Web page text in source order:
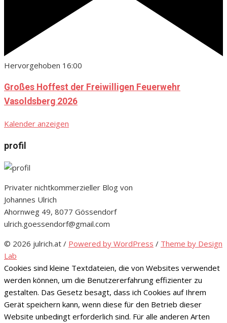
Hervorgehoben 16:00
Großes Hoffest der Freiwilligen Feuerwehr
Vasoldsberg 2026
Kalender anzeigen
profil
Privater nichtkommerzieller Blog von
Johannes Ulrich
Ahornweg 49, 8077 Gössendorf
ulrich.goessendorf@gmail.com
© 2026 julrich.at / Powered by WordPress / Theme by Design
Lab
Cookies sind kleine Textdateien, die von Websites verwendet
werden können, um die Benutzererfahrung effizienter zu
gestalten. Das Gesetz besagt, dass ich Cookies auf Ihrem
Gerät speichern kann, wenn diese für den Betrieb dieser
Website unbedingt erforderlich sind. Für alle anderen Arten